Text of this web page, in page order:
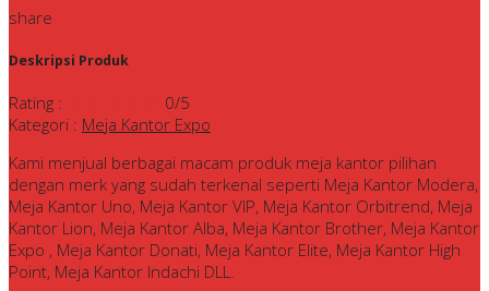
share
Deskripsi Produk
Rating : 0/5
Kategori : Meja Kantor Expo
Kami menjual berbagai macam produk meja kantor pilihan
dengan merk yang sudah terkenal seperti Meja Kantor Modera,
Meja Kantor Uno, Meja Kantor VIP, Meja Kantor Orbitrend, Meja
Kantor Lion, Meja Kantor Alba, Meja Kantor Brother, Meja Kantor
Expo , Meja Kantor Donati, Meja Kantor Elite, Meja Kantor High
Point, Meja Kantor Indachi DLL.